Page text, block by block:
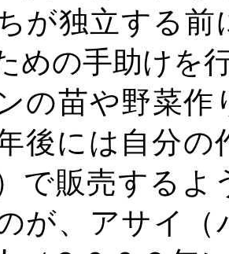
が独立する
めの手助けを
の苗や野菜作
後には自分
で販売する
が、アサイ（